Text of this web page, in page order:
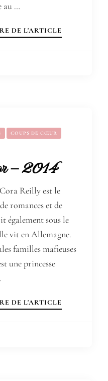
au …
DE L'ARTICLE
COUPS DE CŒUR
– 2014
Reilly est le
romances et de
également sous le
vit en Allemagne.
familles mafieuses
une princesse
DE L'ARTICLE